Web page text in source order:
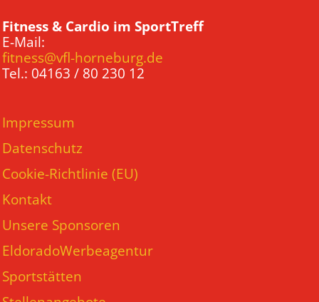
Fitness & Cardio im SportTreff
E-Mail:
fitness@vfl-horneburg.de
Tel.: 04163 / 80 230 12
Impressum
Datenschutz
Cookie-Richtlinie (EU)
Kontakt
Unsere Sponsoren
EldoradoWerbeagentur
Sportstätten